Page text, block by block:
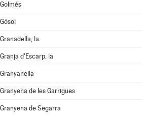
Golmés
Gósol
Granadella, la
Granja d'Escarp, la
Granyanella
Granyena de les Garrigues
Granyena de Segarra